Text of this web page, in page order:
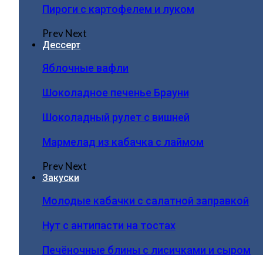
Пироги c картофелем и луком
PrevNext
Дессерт
Яблочные вафли
Шоколадное печенье Брауни
Шоколадный рулет с вишней
Мармелад из кабачка с лаймом
PrevNext
Закуски
Молодые кабачки с салатной заправкой
Нут с антипасти на тостах
Печёночные блины с лисичками и сыром